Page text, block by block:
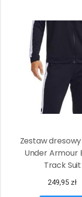
Zestaw
Under Armour
Track Suit
249,95 zł